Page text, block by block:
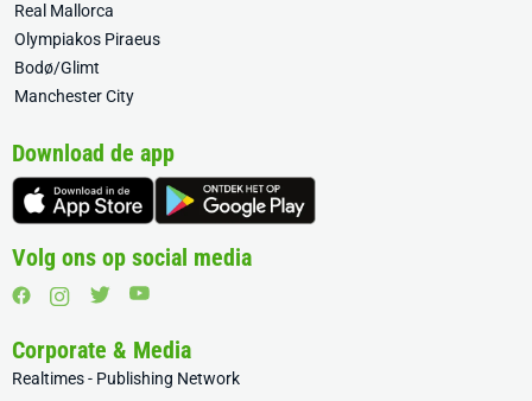
Real Mallorca
Olympiakos Piraeus
Bodø/Glimt
Manchester City
Download de app
Volg ons op social media
Corporate & Media
Realtimes - Publishing Network